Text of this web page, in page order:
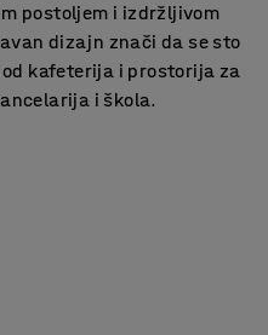
postoljem i izdržljivom
dizajn znači da se sto
kafeterija i prostorija za
i škola.